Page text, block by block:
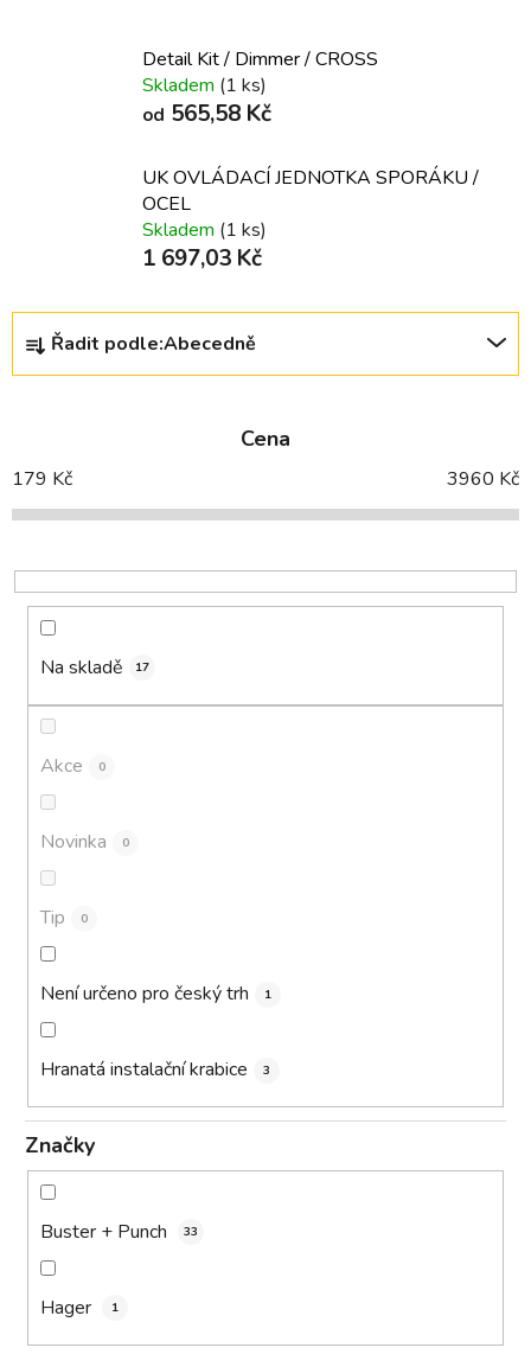
Detail Kit / Dimmer / CROSS
Skladem (1 ks)
od 565,58 Kč
UK OVLÁDACÍ JEDNOTKA SPORÁKU /
OCEL
Skladem (1 ks)
1 697,03 Kč
Ř
z
í
p
o
d
Řadit podle:Abecedně
Cena
179 Kč 3960 Kč
Na skladě 17
Akce 0
Novinka 0
Tip 0
Není určeno pro český trh 1
Hranatá instalační krabice 3
Značky
Buster + Punch 33
Hager 1